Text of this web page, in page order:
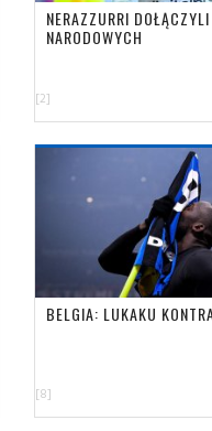
NERAZZURRI
NARODOWYCH
[2]
BELGIA: LUKAKU
[8]